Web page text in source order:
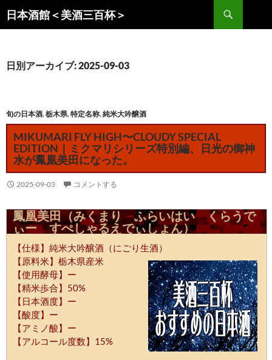
ン
ツ
キ
ッ
日本酒館＜美酒三百杯＞
索
日別アーカイブ: 2025-09-03
旬の日本酒,栃木県,特定名称,純米大吟醸酒
MIKUMARI FLY HIGH〜CLOUDY SPECIAL
EDITION｜ミクマリシリーズ特別編、日光の御神
水が鳳凰美田になった。
2025-09-03 コメントする
鳳凰美田（みくまり ふらいはい くらうで
ぃー すぺしゃるえでぃしょん）
【仕様】純米大吟醸酒（にごり生酒）
【原料米】栃木県産米
【使用酵母】ー
【精米歩合】50%
【日本酒度】ー
【酸度】ー
【アミノ酸】ー
【アルコール度数】15%